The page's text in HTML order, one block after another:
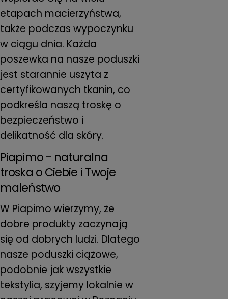
etapach macierzyństwa,
także podczas wypoczynku
w ciągu dnia. Każda
poszewka na nasze poduszki
jest starannie uszyta z
certyfikowanych tkanin, co
podkreśla naszą troskę o
bezpieczeństwo i
delikatność dla skóry.
Piapimo - naturalna
troska o Ciebie i Twoje
maleństwo
W Piapimo wierzymy, że
dobre produkty zaczynają
się od dobrych ludzi. Dlatego
nasze poduszki ciążowe,
podobnie jak wszystkie
tekstylia, szyjemy lokalnie w